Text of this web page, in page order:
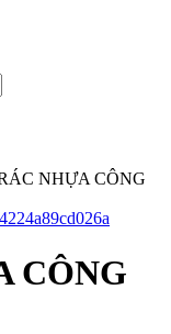
NHỰA CÔNG
CÔNG